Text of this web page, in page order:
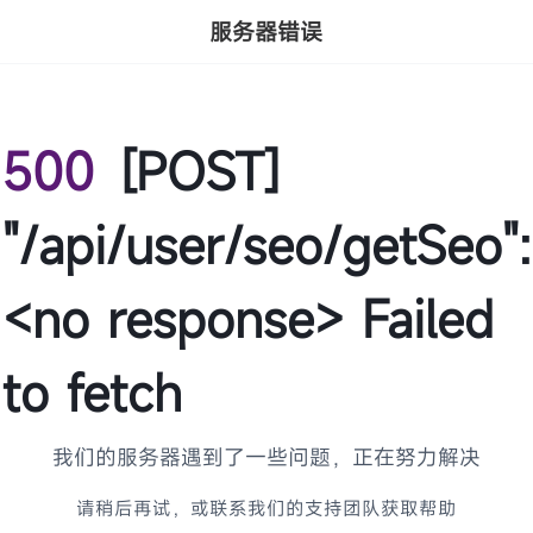
服务器错误
500 [POST]
"/api/user/seo/getSeo":
<no response> Failed
to fetch
我们的服务器遇到了一些问题，正在努力解决
请稍后再试，或联系我们的支持团队获取帮助